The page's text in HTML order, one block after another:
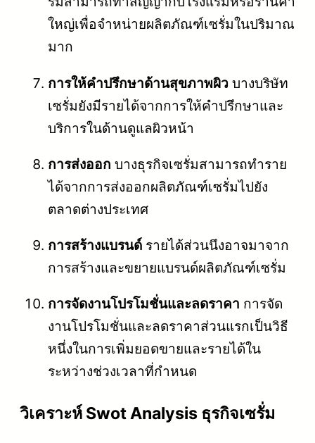
ใหญ่เพื่อจำหน่ายผลิตภัณฑ์เซรั่มในปริมาณ
มาก
การให้คำปรึกษาด้านสุขภาพผิว บางบริษัท
เซรั่มยังมีรายได้จากการให้คำปรึกษาและ
บริการในด้านดูแลผิวหน้า
การส่งออก บางธุรกิจเซรั่มสามารถทำราย
ได้จากการส่งออกผลิตภัณฑ์เซรั่มไปยัง
ตลาดต่างประเทศ
การสร้างแบรนด์ รายได้ส่วนนึงอาจมาจาก
การสร้างและขยายแบรนด์ผลิตภัณฑ์เซรั่ม
การจัดงานโปรโมชั่นและลดราคา การจัด
งานโปรโมชั่นและลดราคาส่วนแรกเป็นวิธี
หนึ่งในการเพิ่มยอดขายและรายได้ใน
ระหว่างช่วงเวลาที่กำหนด
วิเคราะห์ Swot Analysis ธุรกิจเซรั่ม